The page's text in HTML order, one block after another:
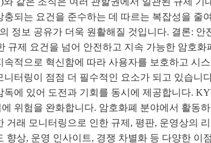
되는 요건을 준수하는 데 따르는 복잡성을 줄
정보 공유가 더욱 원활해질 것입니다. 결론: 안
규제 요건을 넘어 안전하고 지속 가능한 암호
속적으로 혁신함에 따라 사용자를 보호하고 시
터링이 점점 더 필수적인 요소가 되고 있습니
독에 있어 도전과 기회를 동시에 제공합니다.
위험을 완화합니다. 암호화폐 분야에서 활동
거래 모니터링으로 인한 규제, 평판, 운영상의
향상, 운영 인사이트, 경쟁 차별화 등 다양한 이